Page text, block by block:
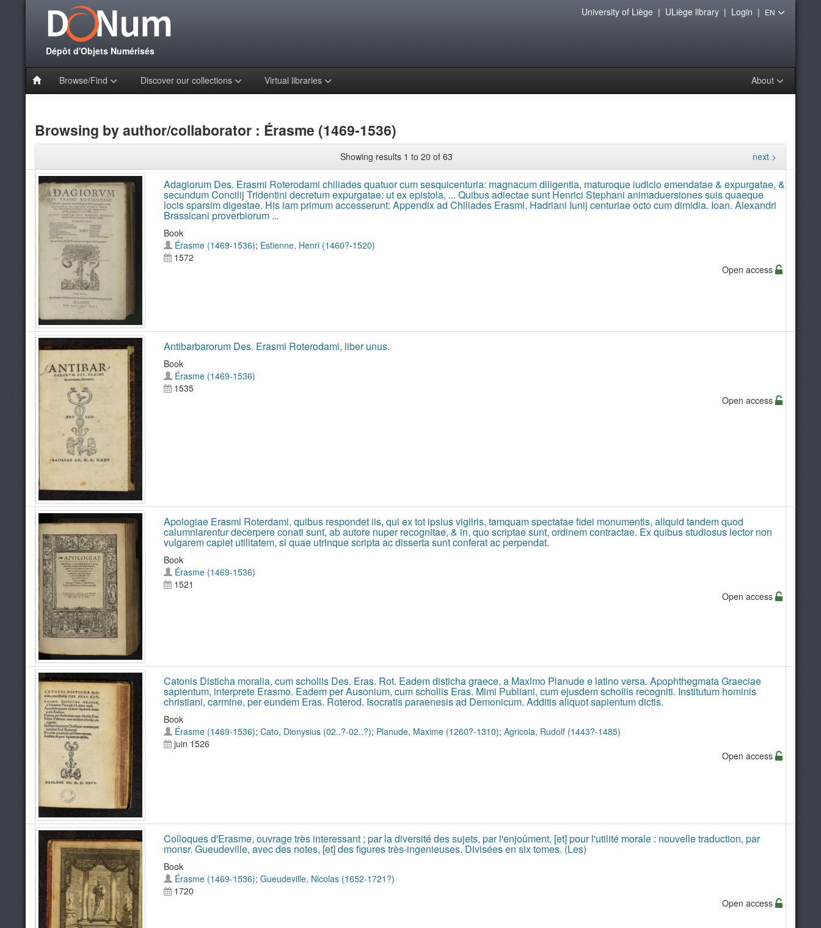
Dépôt d'Objets Numérisés
Browse/Find Discover our collections Virtual libraries About
University of Liège| ULiège library| Login | EN
Browsing by author/collaborator : Érasme (1469-1536)
Showing results 1 to 20 of 63 next >
Adagiorum Des. Erasmi Roterodami chiliades quatuor cum sesquicenturia: magnacum diligentia, maturoque iudicio emendatae & expurgatae, &
secundum Concilij Tridentini decretum expurgatae: ut ex epistola, ... Quibus adiectae sunt Henrici Stephani animaduersiones suis quaeque
locis sparsim digestae. His iam primum accesserunt: Appendix ad Chiliades Erasmi. Hadriani Iunij centuriae octo cum dimidia. Ioan. Alexandri
Brassicani proverbiorum ...
Book
Érasme (1469-1536); Estienne, Henri (1460?-1520)
1572
Open access
Antibarbarorum Des. Erasmi Roterodami, liber unus.
Book
Érasme (1469-1536)
1535
Open access
Apologiae Erasmi Roterdami, quibus respondet iis, qui ex tot ipsius vigilris, tamquam spectatae fidei monumentis, aliquid tandem quod
calumniarentur decerpere conati sunt, ab autore nuper recognitae, & in, quo scriptae sunt, ordinem contractae. Ex quibus studiosus lector non
vulgarem capiet utilitatem, si quae utrinque scripta ac disserta sunt conferat ac perpendat.
Book
Érasme (1469-1536)
1521
Open access
Catonis Disticha moralia, cum scholiis Des. Eras. Rot. Eadem disticha graece, a Maximo Planude e latino versa. Apophthegmata Graeciae
sapientum, interprete Erasmo. Eadem per Ausonium, cum scholiis Eras. Mimi Publiani, cum ejusdem scholiis recogniti. Institutum hominis
christiani, carmine, per eundem Eras. Roterod. Isocratis paraenesis ad Demonicum. Additis aliquot sapientum dictis.
Book
Érasme (1469-1536); Cato, Dionysius (02..?-02..?); Planude, Maxime (1260?-1310); Agricola, Rudolf (1443?-1485)
juin 1526
Open access
Colloques d'Erasme, ouvrage très interessant ; par la diversité des sujets, par l'enjoûment, [et] pour l'utilité morale : nouvelle traduction, par
monsr. Gueudeville, avec des notes, [et] des figures très-ingenieuses. Divisées en six tomes. (Les)
Book
Érasme (1469-1536); Gueudeville, Nicolas (1652-1721?)
1720
Open access